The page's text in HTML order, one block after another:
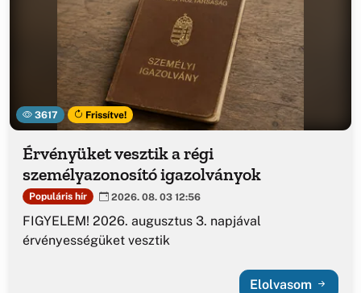
3617 Frissítve!
Érvényüket vesztik a régi
személyazonosító igazolványok
Populáris hír 2026. 08. 03 12:56
FIGYELEM! 2026. augusztus 3. napjával
érvényességüket vesztik
Elolvasom